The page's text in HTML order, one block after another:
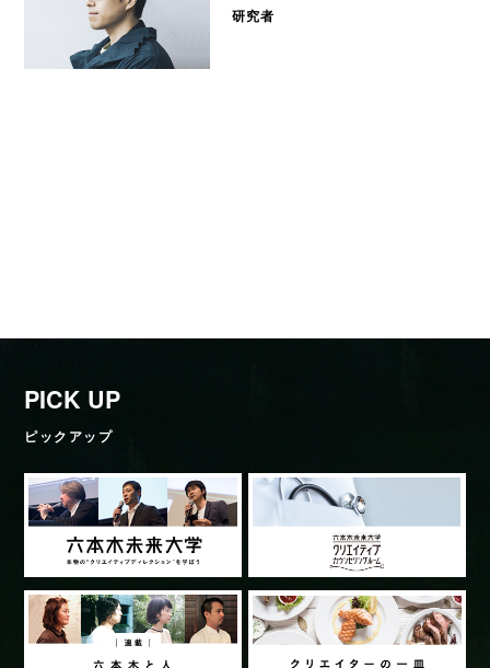
研究者
PICK UP
ピックアップ